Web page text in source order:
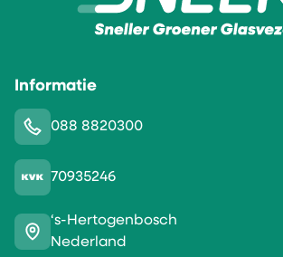
Informatie
088 8820300
70935246
‘s-Hertogenbosch
Nederland